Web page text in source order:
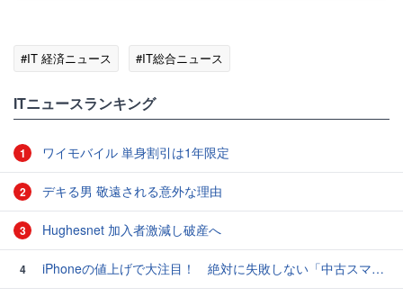
#IT 経済ニュース #IT総合ニュース
ITニュースランキング
1 ワイモバイル 単身割引は1年限定
2 デキる男 敬遠される意外な理由
3 Hughesnet 加入者激減し破産へ
4 iPhoneの値上げで大注目！ 絶対に失敗しない「中古スマホ」の売り方＆買い方